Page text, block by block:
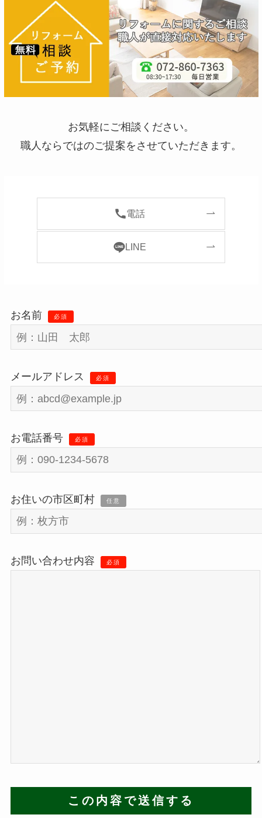
お気軽にご相談ください。
職人ならではのご提案をさせていただきます。
電話
LINE
お名前 必須
メールアドレス 必須
お電話番号 必須
お住いの市区町村 任意
お問い合わせ内容 必須